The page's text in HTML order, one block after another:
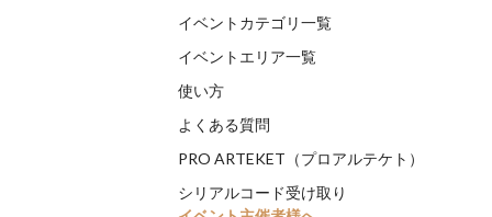
イベントカテゴリ一覧
イベントエリア一覧
使い方
よくある質問
PRO ARTEKET（プロアルテケト）
シリアルコード受け取り